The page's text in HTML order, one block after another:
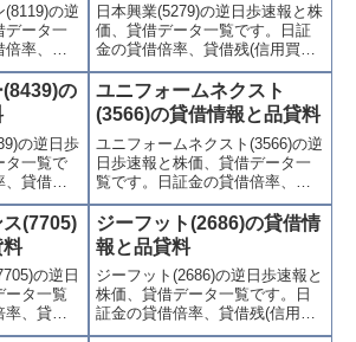
(8119)の逆
データ一
率、貸
残)、品貸
残高、規
)など、空
図解で
掲載して
日本興業(5279)の逆日歩速報と株
価、貸借データ一覧です。日証
金の貸借倍率、貸借残(信用買
残、信用売残)、品貸料(逆日
歩)、東証の週末残高、規制(注意
喚起・申込停止)など、空売り関
連情報を集計し、図解でわかり
やすくまとめて掲載していま
す。
の
の逆日歩
タ一覧で
貸借残
品貸料
高、規制
ど、空売
解でわ
してい
ユニフォームネクスト
(3566)の貸借情報と品貸料
ユニフォームネクスト(3566)の逆
日歩速報と株価、貸借データ一
覧です。日証金の貸借倍率、貸
借残(信用買残、信用売残)、品貸
料(逆日歩)、東証の週末残高、規
制(注意喚起・申込停止)など、空
売り関連情報を集計し、図解で
わかりやすくまとめて掲載して
います。
(7705)
料
の逆日
ータ一覧
率、貸借
)、品貸料
ジーフット(2686)の貸借情
報と品貸料
ジーフット(2686)の逆日歩速報と
株価、貸借データ一覧です。日
証金の貸借倍率、貸借残(信用買
残、信用売残)、品貸料(逆日